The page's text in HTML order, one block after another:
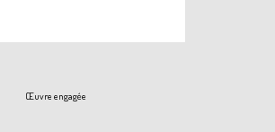
Œuvre engagée